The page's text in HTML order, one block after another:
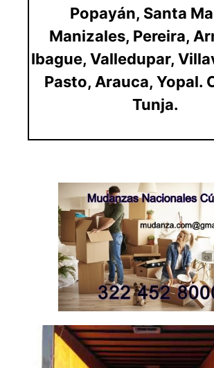
Popayán, Santa
Manizales, Pereira,
Ibague, Valledupar,
Pasto, Arauca, Yopal.
Tunja.